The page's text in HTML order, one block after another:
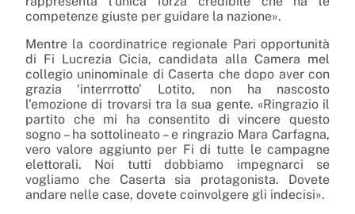
competenze giuste per guidare la nazione».
Mentre la coordinatrice regionale Pari opportunità
di Fi Lucrezia Cicia, candidata alla Camera mel
collegio uninominale di Caserta che dopo aver con
grazia ‘interrrotto’ Lotito, non ha nascosto
l’emozione di trovarsi tra la sua gente. «Ringrazio il
partito che mi ha consentito di vincere questo
sogno – ha sottolineato – e ringrazio Mara Carfagna,
vero valore aggiunto per Fi di tutte le campagne
elettorali. Noi tutti dobbiamo impegnarci se
vogliamo che Caserta sia protagonista. Dovete
andare nelle case, dovete coinvolgere gli indecisi».